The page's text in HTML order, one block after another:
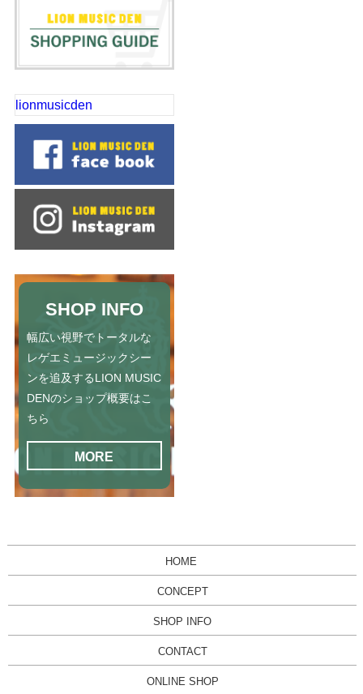
lionmusicden
SHOP INFO
幅広い視野でトータルな
レゲエミュージックシー
ンを追及するLION MUSIC
DENのショップ概要はこ
ちら
MORE
HOME
CONCEPT
SHOP INFO
CONTACT
ONLINE SHOP